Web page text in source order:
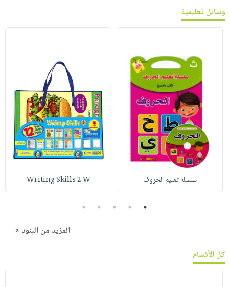
وسائل تعليمية
سلسلة تعليم الحروف Writing Skills 2 W
1
2
3
4
5
المزيد من البنود »
كل الأقسام